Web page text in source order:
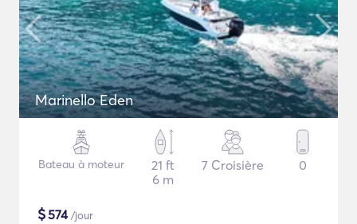
Marinello Eden
Bateau à moteur
21 ft
6 m
7 Croisière 0
$574/jour